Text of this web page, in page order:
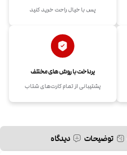
پس با خیال راحت خرید کنید
پرداخت با روش های مختلف
پشتیبانی از تمام کارت‌های شتاب
توضیحات دیدگاه